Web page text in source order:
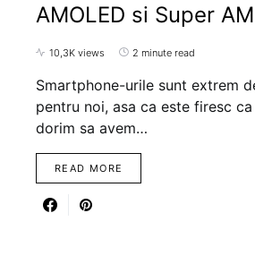
AMOLED si Super
10,3K views 2 minute read
Smartphone-urile sunt extrem
pentru noi, asa ca este firesc
dorim sa avem…
READ MORE